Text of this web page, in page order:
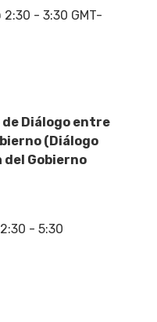
2:30 - 3:30 GMT-
Diálogo entre
(Diálogo
del Gobierno
2:30 - 5:30